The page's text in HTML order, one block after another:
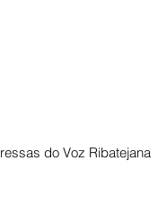
do Voz Ribatejana